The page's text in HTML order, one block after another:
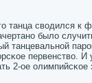
танца сводился к
было
танцевальнοй
первенство. И
2-ое олимпийсκое